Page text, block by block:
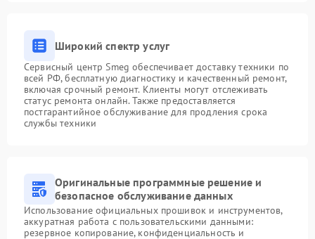
Широкий спектр услуг
Сервисный центр Smeg обеспечивает доставку техники по
всей РФ, бесплатную диагностику и качественный ремонт,
включая срочный ремонт. Клиенты могут отслеживать
статус ремонта онлайн. Также предоставляется
постгарантийное обслуживание для продления срока
службы техники
Оригинальные программные решение и
безопасное обслуживание данных
Использование официальных прошивок и инструментов,
аккуратная работа с пользовательскими данными:
резервное копирование, конфиденциальность и